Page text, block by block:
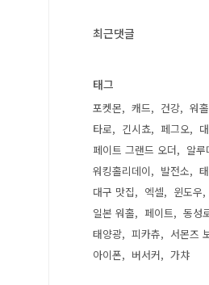
최근댓글
태그
포켓몬 캐드 건강 워홀
타로
긴시쵸 페그오
페이트 그랜드 오더
알루
워킹홀리데이
발전소
대구 맛집
엑셀 윈도우
일본 워홀
페이트 동성
태양광
피카츄 서몬즈
아이폰
버서커 가챠